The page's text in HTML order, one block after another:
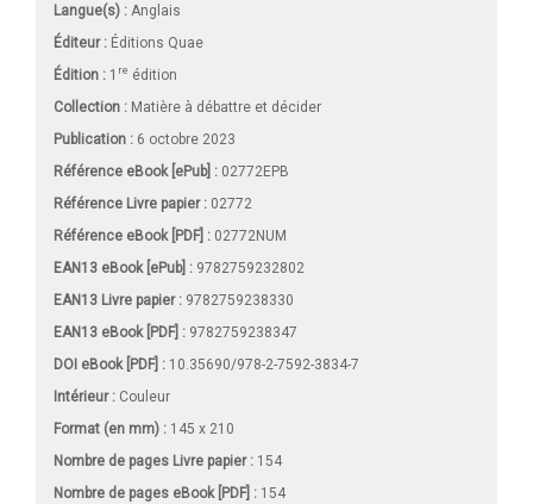
Langue(s) : Anglais
Éditeur : Éditions Quae
Édition : 1 re édition
Collection : Matière à débattre et décider
Publication : 6 octobre 2023
Référence eBook [ePub] : 02772EPB
Référence Livre papier : 02772
Référence eBook [PDF] : 02772NUM
EAN13 eBook [ePub] : 9782759232802
EAN13 Livre papier : 9782759238330
EAN13 eBook [PDF] : 9782759238347
DOI eBook [PDF] : 10.35690/978-2-7592-3834-7
Intérieur : Couleur
Format (en mm) : 145 x 210
Nombre de pages Livre papier: 154
Nombre de pages eBook [PDF] : 154